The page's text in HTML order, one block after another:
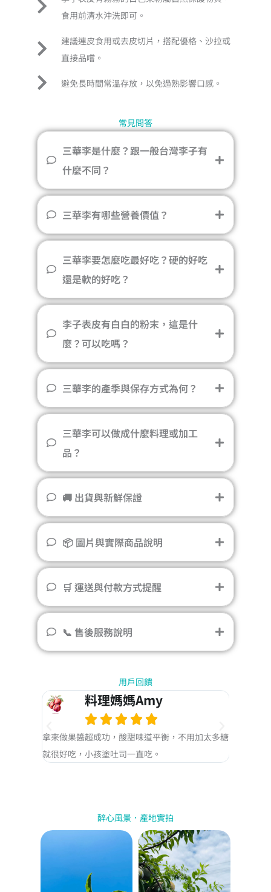
食用前清水沖洗即可。
建議連皮食用或去皮切片，搭配優格、沙拉或
直接品嚐。
避免長時間常溫存放，以免過熟影響口感。
常見問答
三華李是什麼？跟一般台灣李子有
什麼不同？
三華李有哪些營養價值？
三華李要怎麼吃最好吃？硬的好吃
還是軟的好吃？
李子表皮有白白的粉末，這是什
麼？可以吃嗎？
三華李的產季與保存方式為何？
三華李可以做成什麼料理或加工
品？
🚚 出貨與新鮮保證
📦 圖片與實際商品說明
🛒 運送與付款方式提醒
📞 售後服務說明
用戶回饋
料理媽媽Amy
    
拿來做果醬超成功，酸甜味道平衡，不用加太多糖
就很好吃，小孩塗吐司一直吃。
醉心風景．產地實拍
Showing